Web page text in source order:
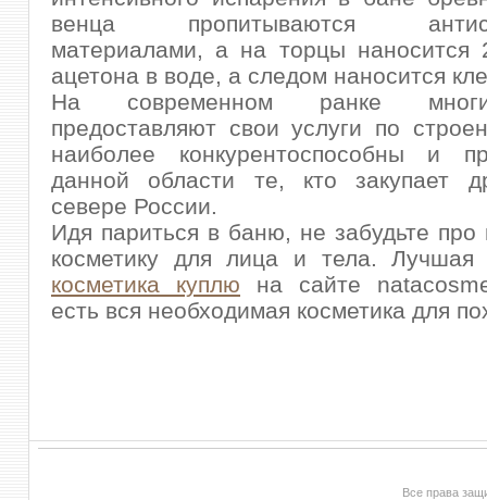
венца пропитываются
материалами, а на торцы наносится
ацетона в воде, а следом наносится
На современном ранке
предоставляют свои услуги по
наиболее конкурентоспособны и
данной области те, кто закупает
севере России.
Идя париться в баню, не забудьте про
косметику для лица и тела.
косметика куплю на сайте
есть вся необходимая косметика для
Все права